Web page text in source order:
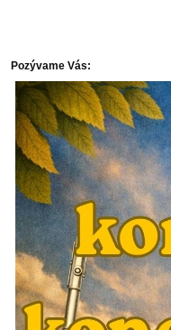
Pozývame Vás: